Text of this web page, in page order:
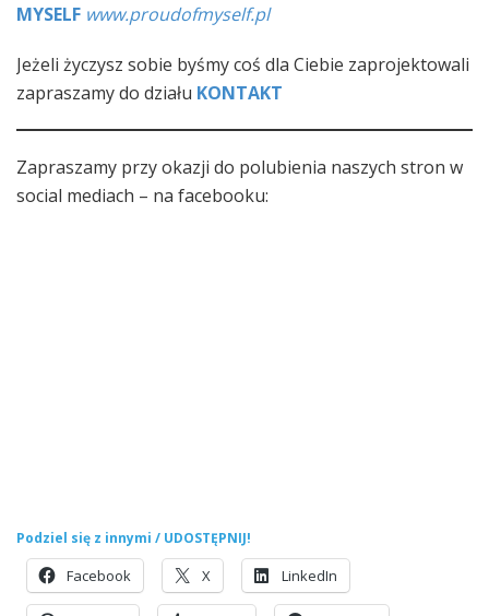
MYSELF www.proudofmyself.pl
Jeżeli życzysz sobie byśmy coś dla Ciebie zaprojektowali
zapraszamy do działu KONTAKT
Zapraszamy przy okazji do polubienia naszych stron w
social mediach – na facebooku:
Podziel się z innymi / UDOSTĘPNIJ!
Facebook X LinkedIn